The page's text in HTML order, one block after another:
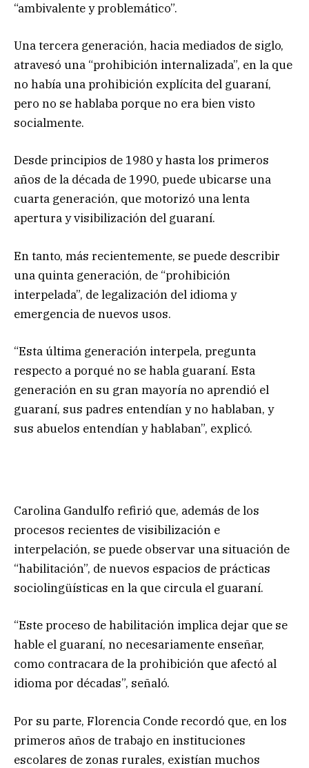
“ambivalente y problemático”.
Una tercera generación, hacia mediados de siglo,
atravesó una “prohibición internalizada”, en la que
no había una prohibición explícita del guaraní,
pero no se hablaba porque no era bien visto
socialmente.
Desde principios de 1980 y hasta los primeros
años de la década de 1990, puede ubicarse una
cuarta generación, que motorizó una lenta
apertura y visibilización del guaraní.
En tanto, más recientemente, se puede describir
una quinta generación, de “prohibición
interpelada”, de legalización del idioma y
emergencia de nuevos usos.
“Esta última generación interpela, pregunta
respecto a porqué no se habla guaraní. Esta
generación en su gran mayoría no aprendió el
guaraní, sus padres entendían y no hablaban, y
sus abuelos entendían y hablaban”, explicó.
Carolina Gandulfo refirió que, además de los
procesos recientes de visibilización e
interpelación, se puede observar una situación de
“habilitación”, de nuevos espacios de prácticas
sociolingüísticas en la que circula el guaraní.
“Este proceso de habilitación implica dejar que se
hable el guaraní, no necesariamente enseñar,
como contracara de la prohibición que afectó al
idioma por décadas”, señaló.
Por su parte, Florencia Conde recordó que, en los
primeros años de trabajo en instituciones
escolares de zonas rurales, existían muchos